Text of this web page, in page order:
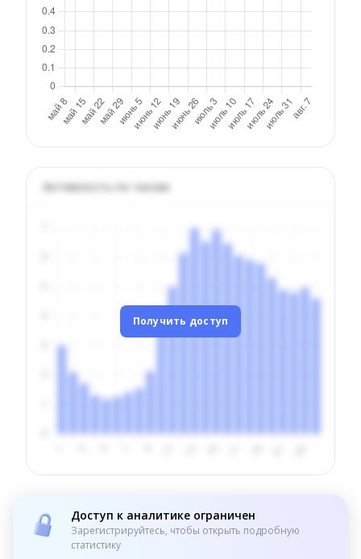
Активность по часам
Получить доступ
Доступ к аналитике ограничен
Зарегистрируйтесь, чтобы открыть подробную
статистику